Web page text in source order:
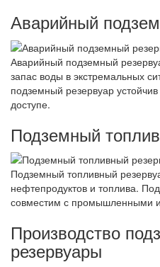
Аварийный
Аварийный подземный
запас воды в экстремальных
подземный резервуар
доступе.
Подземный
Подземный топливный
нефтепродуктов и топлива.
совместим с промышленными
Производство
резервуары